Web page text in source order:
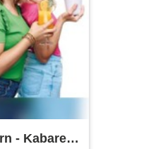
- Kabarett